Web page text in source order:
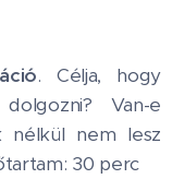
. Célja, hogy
Van-e
nélkül nem lesz
30 perc